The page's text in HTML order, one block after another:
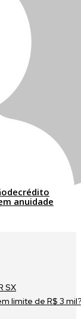
anuidade
SX
limite de R$ 3